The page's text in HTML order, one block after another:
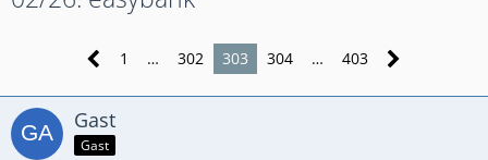
1 … 302 303 304 … 403
Gast
Gast